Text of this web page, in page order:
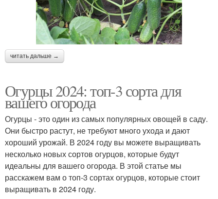
читать дальше →
Огурцы 2024: топ-3 сорта для
вашего огорода
Огурцы - это один из самых популярных овощей в саду.
Они быстро растут, не требуют много ухода и дают
хороший урожай. В 2024 году вы можете выращивать
несколько новых сортов огурцов, которые будут
идеальны для вашего огорода. В этой статье мы
расскажем вам о топ-3 сортах огурцов, которые стоит
выращивать в 2024 году.